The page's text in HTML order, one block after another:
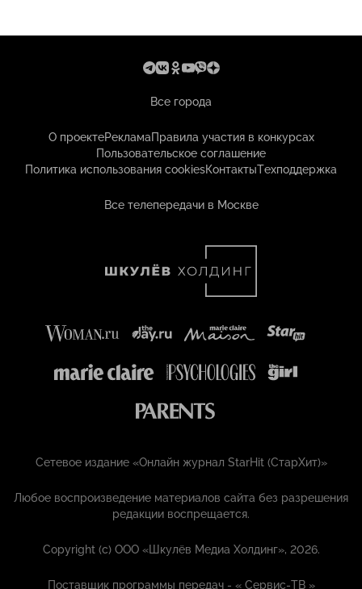
Все города
О проектеРекламаПравила участия в конкурсах
Пользовательское соглашение
Политика использования cookiesКонтактыТехподдержка
Все телепередачи в Москве
Сетевое издание «Онлайн журнал StarHit (СтарХит)»
Любое воспроизведение материалов сайта без разрешения
редакции воспрещается.
Copyright (с) ООО «Шкулёв Медиа Холдинг», 2026.
Поставщик программы передач - «Сервис-ТВ »